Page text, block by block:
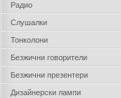
Радио
Слушалки
Тонколони
Безжични говорители
Безжични презентери
Дизайнерски лампи